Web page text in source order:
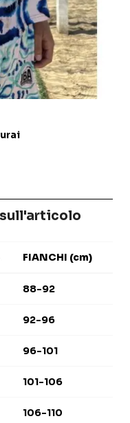
FIANCHI (cm)
88-92
92-96
96-101
101-106
106-110